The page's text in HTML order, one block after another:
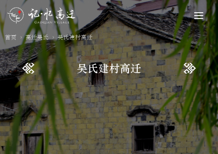
首页 高迁吴氏 吴氏建村高迁
吴氏建村高迁